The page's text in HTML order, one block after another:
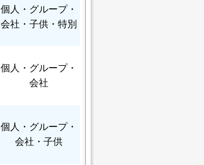
個人
・グループ・
会社・子供・特別
個人
・グループ・
会社
個人
・グループ・
会社・子供